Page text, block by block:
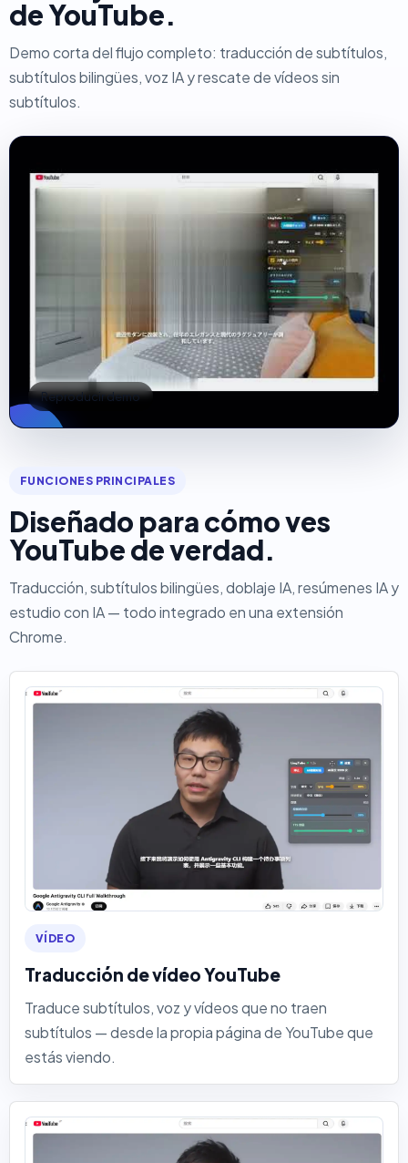
de YouTube.
Demo corta del flujo completo: traducción de subtítulos,
subtítulos bilingües, voz IA y rescate de vídeos sin
subtítulos.
Reproducir demo
FUNCIONES PRINCIPALES
Diseñado para cómo ves
YouTube de verdad.
Traducción, subtítulos bilingües, doblaje IA, resúmenes IA y
estudio con IA — todo integrado en una extensión
Chrome.
VÍDEO
Traducción de vídeo YouTube
Traduce subtítulos, voz y vídeos que no traen
subtítulos — desde la propia página de YouTube que
estás viendo.